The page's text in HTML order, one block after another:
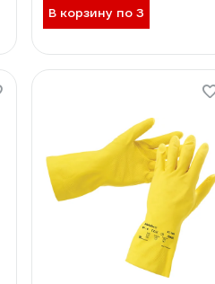
В корзину по 3